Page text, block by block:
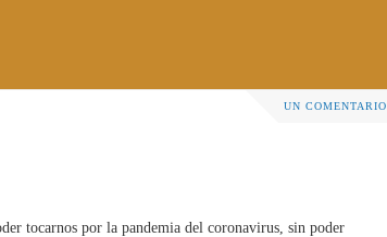
UN COMENTARIO
tocarnos por la pandemia del coronavirus, sin poder